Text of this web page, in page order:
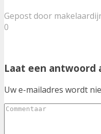
Gepost door
0
Laat een antwoord
Uw e-mailadres wordt